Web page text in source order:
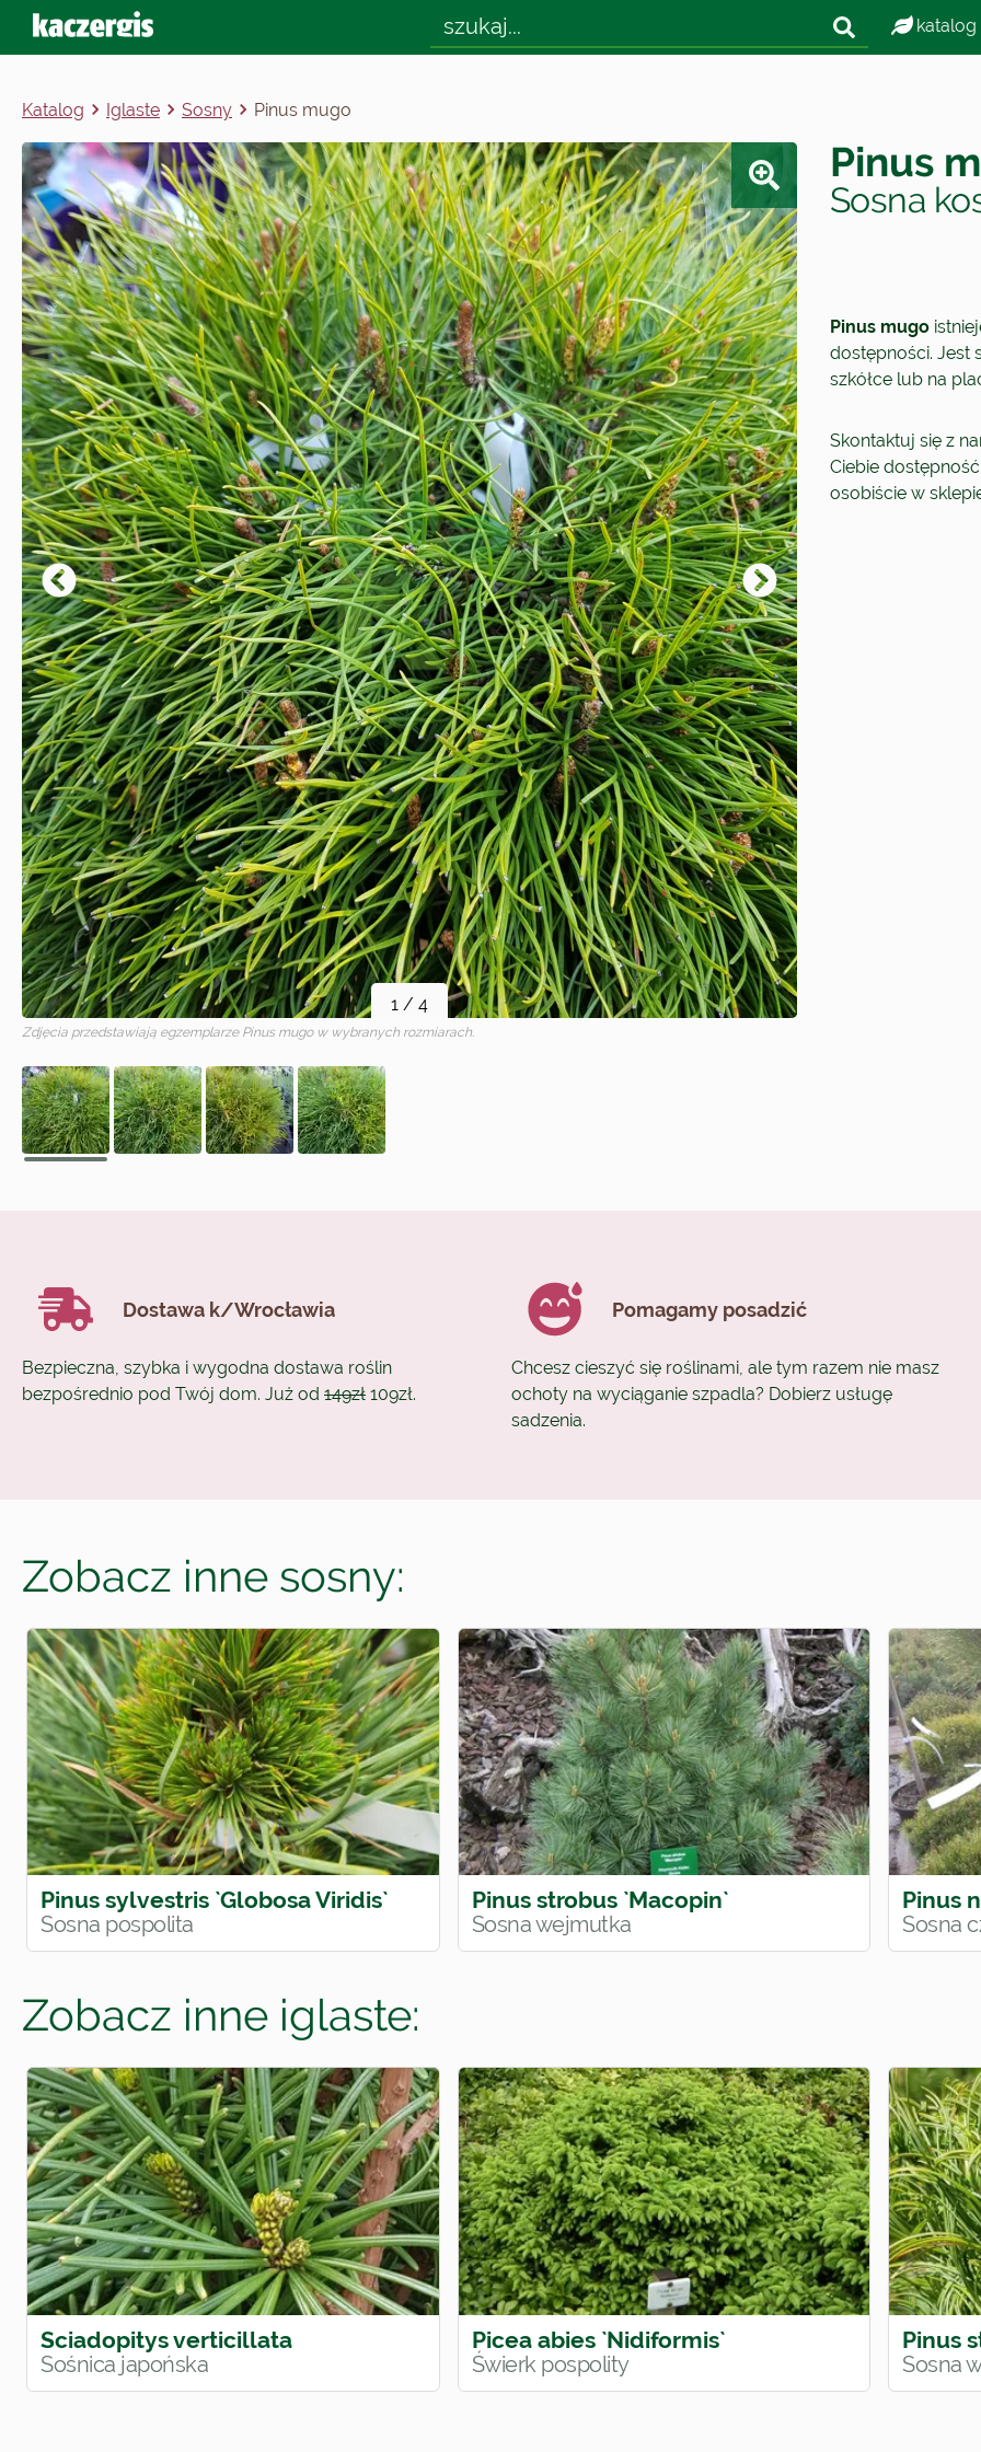
katalog
Katalog Iglaste Sosny Pinus mugo
1/ 4
Zdjęcia przedstawiają egzemplarze Pinus mugow wybranych rozmiarach.
Pinus
Sosna
Pinus mugo
dostępności. Jest
szkółce lub na
Skontaktuj się z
Ciebie
osobiście w
Dostawa k/Wrocławia
Bezpieczna, szybka i wygodna dostawa roślin
bezpośrednio pod Twój dom. Już od 149zł 109zł.
Pomagamy posadzić
Chcesz cieszyć się roślinami, ale tym razem nie masz
ochoty na wyciąganie szpadla? Dobierz usługę
sadzenia.
Zobacz inne sosny:
Pinus sylvestris `Globosa Viridis`
Sosna pospolita
Pinus strobus `Macopin`
Sosna wejmutka
Pinus
Sosna
Zobacz inne iglaste:
Sciadopitys verticillata
Sośnica japońska
Picea abies `Nidiformis`
Świerk pospolity
Pinus
Sosna